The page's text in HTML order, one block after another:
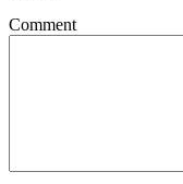
Comment